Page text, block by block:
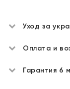
Уход за
Оплата и
Гарантия 6